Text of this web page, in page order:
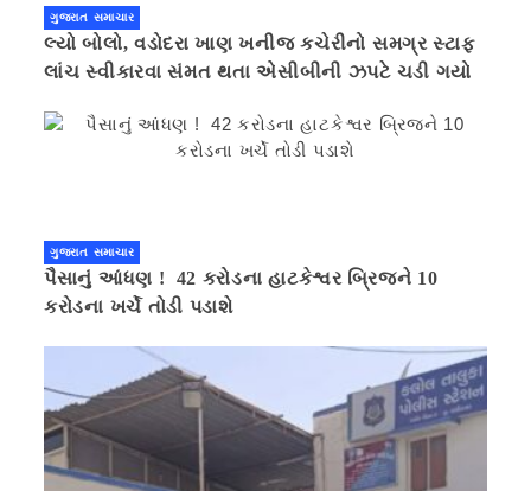
ગુજરાત સમાચાર
લ્યો બોલો, વડોદરા ખાણ ખનીજ કચેરીનો સમગ્ર સ્ટાફ
લાંચ સ્વીકારવા સંમત થતા એસીબીની ઝપટે ચડી ગયો
ગુજરાત સમાચાર
પૈસાનું આંધણ ! 42 કરોડના હાટકેશ્વર બ્રિજને 10
કરોડના ખર્ચે તોડી પડાશે